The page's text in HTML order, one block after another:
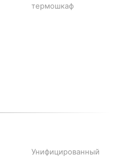
термошкаф
Унифицированный